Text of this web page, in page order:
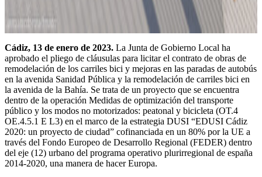
Cádiz, 13 de enero de 2023. La Junta de Gobierno Local ha
aprobado el pliego de cláusulas para licitar el contrato de obras de
remodelación de los carriles bici y mejoras en las paradas de autobús
en la avenida Sanidad Pública y la remodelación de carriles bici en
la avenida de la Bahía. Se trata de un proyecto que se encuentra
dentro de la operación Medidas de optimización del transporte
público y los modos no motorizados: peatonal y bicicleta (OT.4
OE.4.5.1 E L3) en el marco de la estrategia DUSI “EDUSI Cádiz
2020: un proyecto de ciudad” cofinanciada en un 80% por la UE a
través del Fondo Europeo de Desarrollo Regional (FEDER) dentro
del eje (12) urbano del programa operativo plurirregional de españa
2014-2020, una manera de hacer Europa.